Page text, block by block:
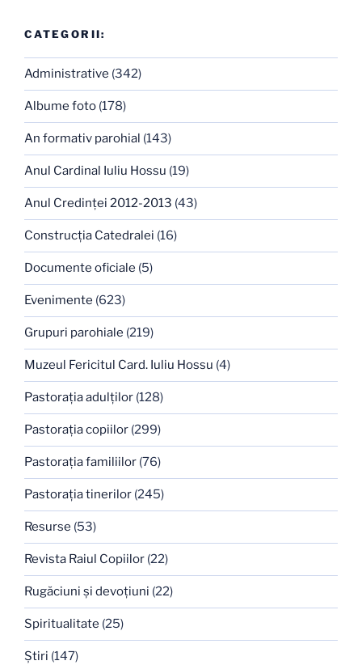
CATEGORII:
Administrative (342)
Albume foto (178)
An formativ parohial (143)
Anul Cardinal Iuliu Hossu (19)
Anul Credinţei 2012-2013 (43)
Construcţia Catedralei (16)
Documente oficiale (5)
Evenimente (623)
Grupuri parohiale (219)
Muzeul Fericitul Card. Iuliu Hossu (4)
Pastoraţia adulţilor (128)
Pastoraţia copiilor (299)
Pastoraţia familiilor (76)
Pastoraţia tinerilor (245)
Resurse (53)
Revista Raiul Copiilor (22)
Rugăciuni şi devoţiuni (22)
Spiritualitate (25)
Ştiri (147)